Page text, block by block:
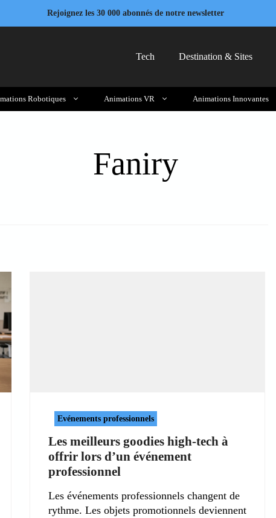
Rejoignez les 30 000 abonnés de notre newsletter
Tech Destination & Sites
Robotiques Animations VR Animations Innovantes
Faniry
Evénements professionnels
Les meilleurs goodies high-tech à
offrir lors d’un événement
professionnel
Les événements professionnels changent de
rythme. Les objets promotionnels deviennent